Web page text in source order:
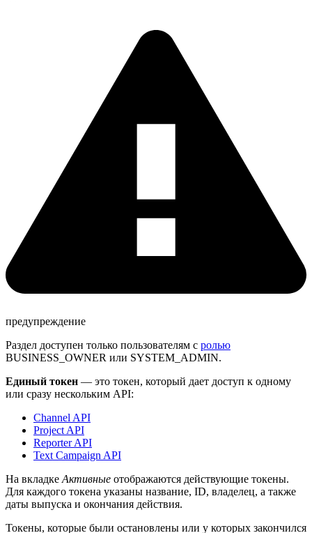
предупреждение
Раздел доступен только пользователям с ролью
BUSINESS_OWNER или SYSTEM_ADMIN.
Единый токен — это токен, который дает доступ к одному
или сразу нескольким API:
Channel API
Project API
Reporter API
Text Campaign API
На вкладке Активные отображаются действующие токены.
Для каждого токена указаны название, ID, владелец, а также
даты выпуска и окончания действия.
Токены, которые были остановлены или у которых закончился